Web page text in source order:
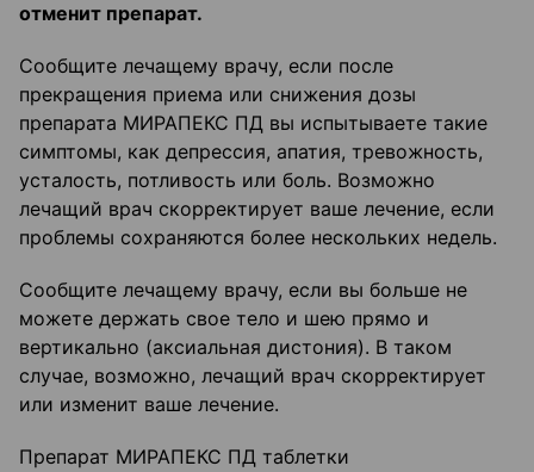
отменит препарат.
Сообщите лечащему врачу, если после
прекращения приема или снижения дозы
препарата МИРАПЕКС ПД вы испытываете такие
симптомы, как депрессия, апатия, тревожность,
усталость, потливость или боль. Возможно
лечащий врач скорректирует ваше лечение, если
проблемы сохраняются более нескольких недель.
Сообщите лечащему врачу, если вы больше не
можете держать свое тело и шею прямо и
вертикально (аксиальная дистония). В таком
случае, возможно, лечащий врач скорректирует
или изменит ваше лечение.
Препарат МИРАПЕКС ПД таблетки